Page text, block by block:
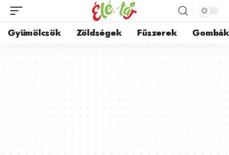
Gyümölcsök Zöldségek Fűszerek Gombák